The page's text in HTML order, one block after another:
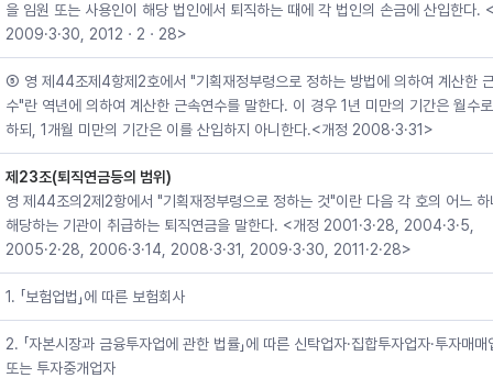
을 임원 또는 사용인이 해당 법인에서 퇴직하는 때에 각 법인의 손금에 산입한다.
2009·3·30, 2012ㆍ2ㆍ28>
⑤ 영 제44조제4항제2호에서 "기획재정부령으로 정하는 방법에 의하여 계산한
수"란 역년에 의하여 계산한 근속연수를 말한다. 이 경우 1년 미만의 기간은 월수
하되, 1개월 미만의 기간은 이를 산입하지 아니한다.<개정 2008·3·31>
제23조(퇴직연금등의 범위)
영 제44조의2제2항에서 "기획재정부령으로 정하는 것"이란 다음 각 호의 어느 하
해당하는 기관이 취급하는 퇴직연금을 말한다. <개정 2001·3·28, 2004·3·5,
2005·2·28, 2006·3·14, 2008·3·31, 2009·3·30, 2011·2·28>
1. 「보험업법」에 따른 보험회사
2. 「자본시장과 금융투자업에 관한 법률」에 따른 신탁업자·집합투자업자·투자매매
또는 투자중개업자